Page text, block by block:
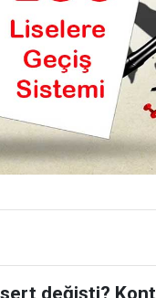
değişti?